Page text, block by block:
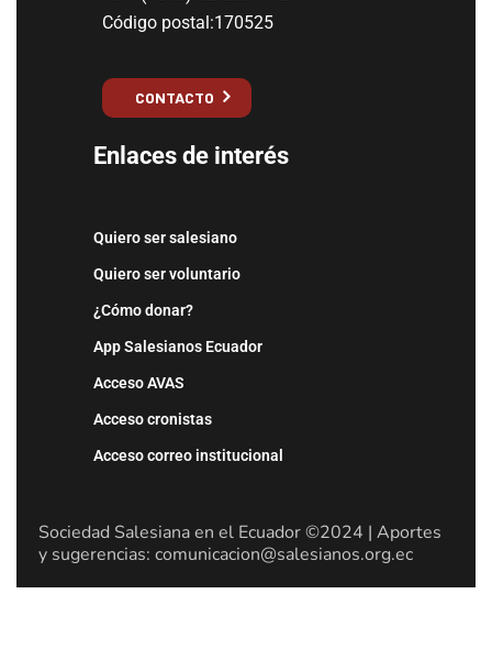
Código postal:170525
CONTACTO
Enlaces de interés
Quiero ser salesiano
Quiero ser voluntario
¿Cómo donar?
App Salesianos Ecuador
Acceso AVAS
Acceso cronistas
Acceso correo institucional
Sociedad Salesiana en el Ecuador ©2024 | Aportes
y sugerencias: comunicacion@salesianos.org.ec